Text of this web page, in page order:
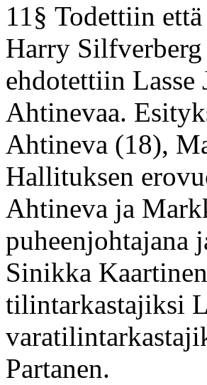
11§ Todettiin
Harry
ehdotettiin Lasse
Ahtinevaa.
Ahtineva (18),
Hallituksen
Ahtineva ja
puheenjohtajana
Sinikka
tilintarkastajiksi
Partanen.